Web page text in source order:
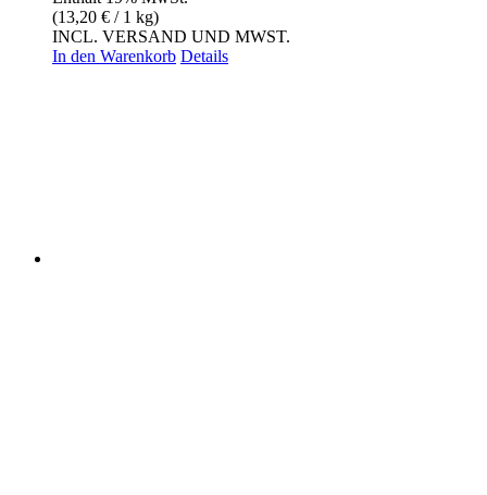
(13,20 € / 1 kg)
INCL. VERSAND UND MWST.
In den Warenkorb Details